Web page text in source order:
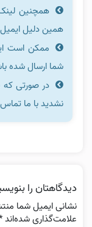
همچنین
همین دلیل ایمیل
شما ارسال شده
در صورتی که
نشدید با ما
دیدگاهتان را
نشانی ایمیل شما
علامت‌گذاری شده‌اند